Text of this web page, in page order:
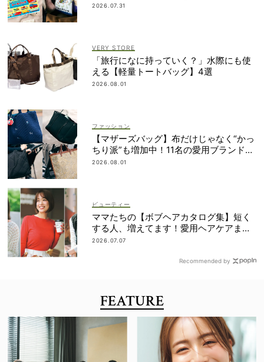
2026.07.31
VERY STORE
「旅行になに持っていく？」水際にも使
える【軽量トートバッグ】4選
2026.08.01
ファッション
【マザーズバッグ】布だけじゃなく“かっ
ちり派”も増加中！11名の愛用ブランド
は？
2026.08.01
ビューティー
ママたちの【ボブヘアカタログ集】短く
する人、増えてます！愛用ヘアケアまで
全部見せ
2026.07.07
Recommended by
FEATURE